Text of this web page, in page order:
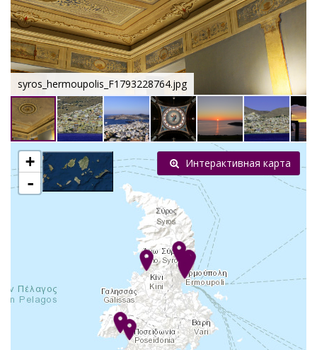
CN
syros_hermoupolis_F1793228764.jpg
+
-
Интерактивная карта